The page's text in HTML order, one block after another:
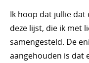
Ik hoop dat jullie
deze lijst, die ik met
samengesteld. De
aangehouden is dat